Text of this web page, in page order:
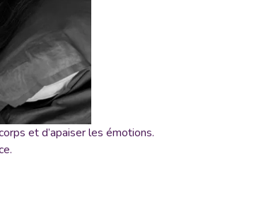
et d’apaiser les émotions.